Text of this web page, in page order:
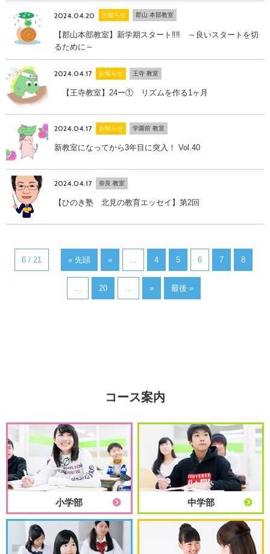
2024.04.20 お知らせ 郡山 本部教室
【郡山本部教室】新学期スタート‼‼ ～良いスタートを切
るために～
2024.04.17 お知らせ 王寺 教室
【王寺教室】24ー① リズムを作る1ヶ月
2024.04.17 お知らせ 学園前 教室
新教室になってから3年目に突入！ Vol.40
2024.04.17 奈良 教室
【ひのき塾 北見の教育エッセイ】第2回
6 / 21 « 先頭 « 4 5 6 7 8
20 » 最後 »
コース案内
小学部 中学部